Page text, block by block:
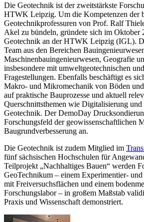
Die Geotechnik ist der zweitstärkste
HTWK Leipzig. Um die Kompetenzen der
Geotechnikprofessuren von Prof. Ralf
Akel zu bündeln, gründete sich im Oktober
Geotechnik an der HTWK Leipzig (IGL).
Team aus den Bereichen
Maschinenbauingenieurwesen, Geografie
insbesondere mit umweltgeotechnischen
Fragestellungen. Ebenfalls beschäftigt es
Makro- und Mikromechanik von Böden
auf praktische Bauprozesse und aktuell
Querschnittsthemen wie Digitalisierung
Geotechnik. Der DemoDay
Forschungsfeld der geowissenschaftlichen
Baugrundverbesserung an.
Die Geotechnik ist zudem Mitglied im
fünf sächsischen Hochschulen für
Teilprojekt „Nachhaltiges Bauen“ werden
GeoTechnikum ‒ einem Experimentier-
mit Freiversuchsflächen und einem
Forschungslabor ‒ in großem Maßstab
Praxis und Wissenschaft demonstriert.